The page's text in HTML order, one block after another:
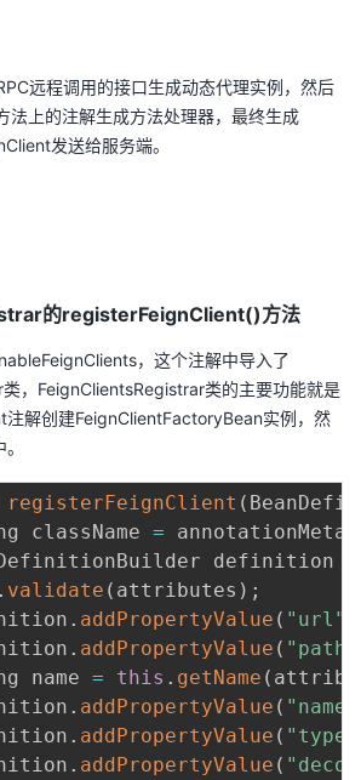
远程调用的接口生成动态代理实例，然后
法上的注解生成方法处理器，最终生成
发送给服务端。
的registerFeignClient()方法
，这个注解中导入了
，FeignClientsRegistrar类的主要功能就是
注解创建FeignClientFactoryBean实例，然
registerFeignClient (
className
=
definition
. validate ( attributes ) ;
. addPropertyValue ( "url"
. addPropertyValue ( "path"
name
= this . getName (
. addPropertyValue ( "name"
. addPropertyValue ( "type"
. addPropertyValue (